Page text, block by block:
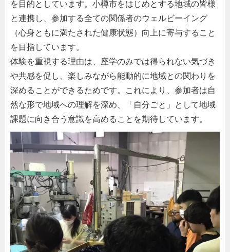
を目的としています。小樽市をはじめとする地域の皆様
と連携し、参加する全ての関係者のウェルビーイング
（心身ともに満たされた健康状態）向上に寄与すること
を目指しています。
体験を重視する理由は、座学のみでは得られない気づき
や共感を促し、楽しみながら能動的に地域との関わりを
深めることができるためです。これにより、参加者は自
然な形で地域への理解を深め、「自分ごと」として地域
課題に向き合う意識を高めることを期待しています。